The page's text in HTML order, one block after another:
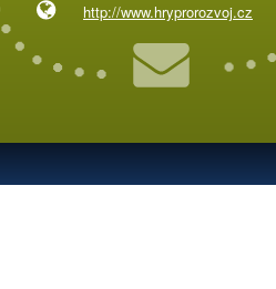
http://www.hryprorozvoj.cz